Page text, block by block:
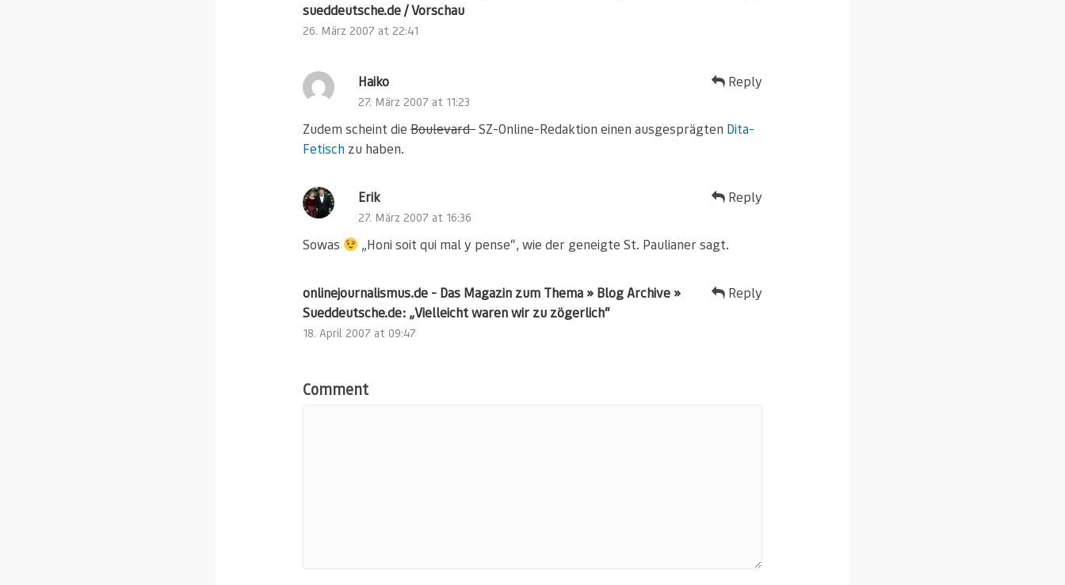
sueddeutsche.de / Vorschau
26. März 2007 at 22:41
Haiko
27. März 2007 at 11:23
Zudem scheint die Boulevard-SZ-Online-Redaktion einen ausgesprägten Dita-
Fetisch zu haben.
Reply
Erik
27. März 2007 at 16:36
Sowas „Honi soit qui mal y pense“, wie der geneigte St. Paulianer sagt.
Reply
onlinejournalismus.de - Das Magazin zum Thema » Blog Archive »
Sueddeutsche.de: „Vielleicht waren wir zu zögerlich“
18. April 2007 at 09:47
Reply
Comment